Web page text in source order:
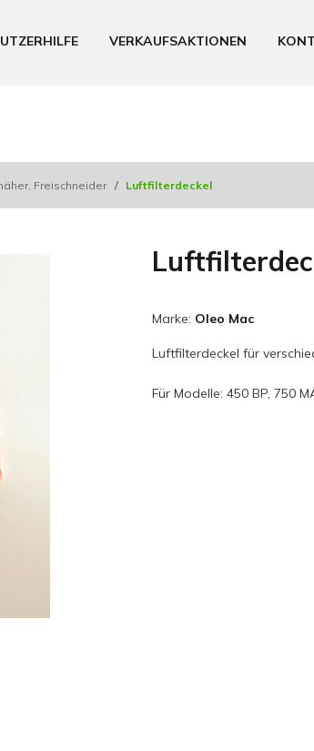
VERKAUFSAKTIONEN
Freischneider / Luftfilterdeckel
Marke: Oleo Mac
Luftfilterdeckel für
Für Modelle: 450 BP, 750